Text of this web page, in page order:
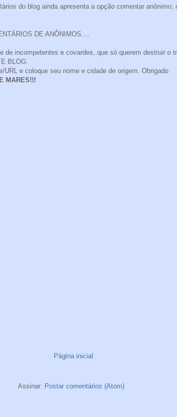
do blog ainda apresenta a opção comentar
DE ANÔNIMOS....
de incompetentes e covardes, que só querem destruir o
BLOG.
URL e coloque seu nome e cidade de origem. Obrigado
MARES!!!
Página inicial
Assinar: Postar comentários (Atom)